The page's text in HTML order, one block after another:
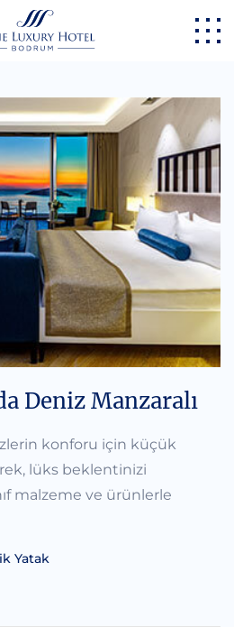
Deniz Manzaralı
konforu için küçük
lüks beklentinizi
malzeme ve ürünlerle
Yatak